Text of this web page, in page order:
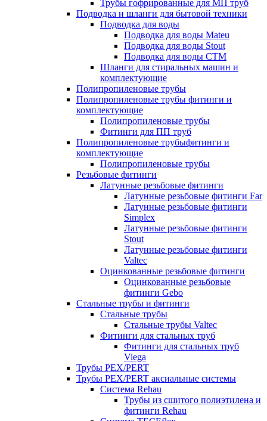
Трубы гофрированные для МП труб
Подводка и шланги для бытовой техники
Подводка для воды
Подводка для воды Mateu
Подводка для воды Stout
Подводка для воды СТМ
Шланги для стиральных машин и
комплектующие
Полипропиленовые трубы
Полипропиленовые трубы фитинги и
комплектующие
Полипропиленовые трубы
Фитинги для ПП труб
Полипропиленовые трубыфитинги и
комплектующие
Полипропиленовые трубы
Резьбовые фитинги
Латунные резьбовые фитинги
Латунные резьбовые фитинги Far
Латунные резьбовые фитинги
Simplex
Латунные резьбовые фитинги
Stout
Латунные резьбовые фитинги
Valtec
Оцинкованные резьбовые фитинги
Оцинкованные резьбовые
фитинги Gebo
Стальные трубы и фитинги
Стальные трубы
Стальные трубы Valtec
Фитинги для стальных труб
Фитинги для стальных труб
Viega
Трубы PEX/PERT
Трубы PEX/PERT аксиальные системы
Система Rehau
Трубы из сшитого полиэтилена и
фитинги Rehau